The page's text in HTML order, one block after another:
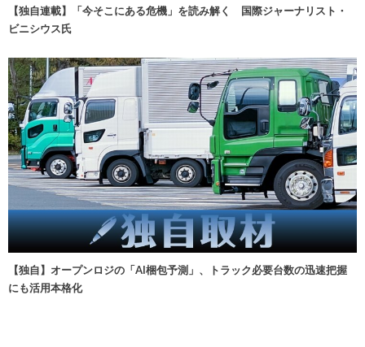
【独自連載】「今そこにある危機」を読み解く 国際ジャーナリスト・
ビニシウス氏
【独自】オープンロジの「AI梱包予測」、トラック必要台数の迅速把握
にも活用本格化